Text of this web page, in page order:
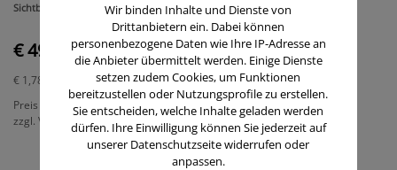
Sichtbar straffere Haut von innen
€ 49,95
€ 1,78
Preis inkl. MwSt.
zzgl. Versandkosten
Wir binden Inhalte und Dienste von
Drittanbietern ein. Dabei können
personenbezogene Daten wie Ihre IP-Adresse an
die Anbieter übermittelt werden. Einige Dienste
setzen zudem Cookies, um Funktionen
bereitzustellen oder Nutzungsprofile zu erstellen.
Sie entscheiden, welche Inhalte geladen werden
dürfen. Ihre Einwilligung können Sie jederzeit auf
unserer Datenschutzseite widerrufen oder
anpassen.